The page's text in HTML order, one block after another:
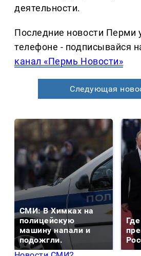
деятельности.
Последние новости Перми
телефоне - подписывайся
канал «Пермь Новости»
Следующая
СМИ: В Химках на
полицейскую
машину напали и
подожгли.